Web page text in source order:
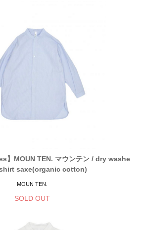
】MOUN TEN. マウンテン / dry washe
saxe(organic cotton)
MOUN TEN.
SOLD OUT